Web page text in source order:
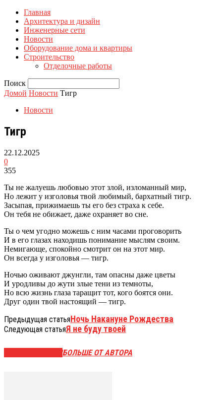
Главная
Архитектура и дизайн
Инженерные сети
Новости
Оборудование дома и квартиры
Строительство
Отделочные работы
Поиск
Домой Новости Тигр
Новости
Тигр
22.12.2025
0
355
Ты не жалуешь любовью этот злой, изломанный мир,
Но лежит у изголовья твой любимый, бархатный тигр.
Засыпая, прижимаешь ты его без страха к себе.
Он тебя не обижает, даже охраняет во сне.
Ты о чем угодно можешь с ним часами проговорить
И в его глазах находишь понимание мыслям своим.
Немигающе, спокойно смотрит он на этот мир.
Он всегда у изголовья — тигр.
Ночью оживают джунгли, там опасны даже цветы
И уродливы до жути злые тени из темноты,
Но всю жизнь глаза таращит тот, кого боятся они.
Друг один твой настоящий — тигр.
Предыдущая статьяНочь Накануне Рождества
Следующая статьяЯ не буду твоей
БОЛЬШЕ ОТ АВТОРА